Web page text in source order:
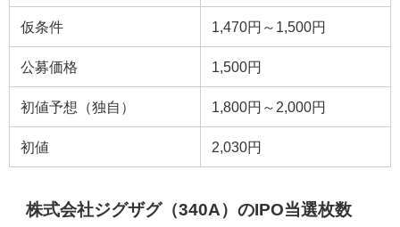
仮条件 1,470円～1,500円
公募価格 1,500円
初値予想（独自） 1,800円～2,000円
初値 2,030円
株式会社ジグザグ（340A）のIPO当選枚数